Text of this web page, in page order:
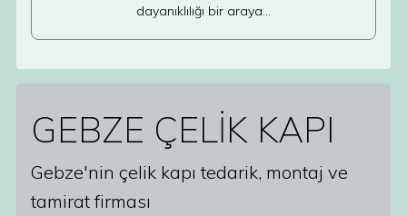
dayanıklılığı bir araya…
GEBZE ÇELİK KAPI
Gebze'nin çelik kapı tedarik, montaj ve
tamirat firması